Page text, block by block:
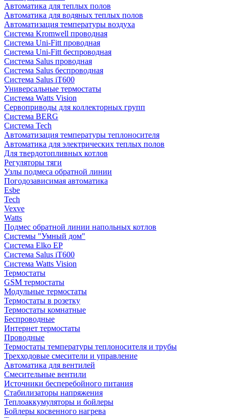
Автоматика для теплых полов
Автоматика для водяных теплых полов
Автоматизация температуры воздуха
Система Kromwell проводная
Система Uni-Fitt проводная
Система Uni-Fitt беспроводная
Система Salus проводная
Система Salus беспроводная
Система Salus iT600
Универсальные термостаты
Система Watts Vision
Сервоприводы для коллекторных групп
Система BERG
Система Tech
Автоматизация температуры теплоносителя
Автоматика для электрических теплых полов
Для твердотопливных котлов
Регуляторы тяги
Узлы подмеса обратной линии
Погодозависимая автоматика
Esbe
Tech
Vexve
Watts
Подмес обратной линии напольных котлов
Системы "Умный дом"
Система Elko EP
Система Salus iT600
Система Watts Vision
Термостаты
GSM термостаты
Модульные термостаты
Термостаты в розетку
Термостаты комнатные
Беспроводные
Интернет термостаты
Проводные
Термостаты температуры теплоносителя и трубы
Трехходовые смесители и управление
Автоматика для вентилей
Смесительные вентили
Источники бесперебойного питания
Стабилизаторы напряжения
Теплоаккумуляторы и бойлеры
Бойлеры косвенного нагрева